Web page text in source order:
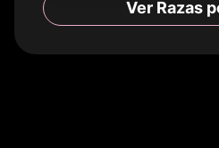
Ver Razas